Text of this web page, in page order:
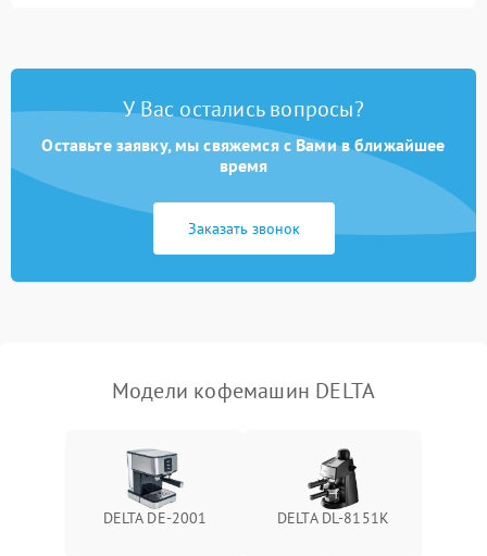
Постоянные сбои в работе 1500 ₽ Подробнее →
У Вас остались вопросы?
Оставьте заявку, мы свяжемся с Вами в ближайшее
время
Заказать звонок
Модели кофемашин DELTA
DELTA DE-2001 DELTA DL-8151K